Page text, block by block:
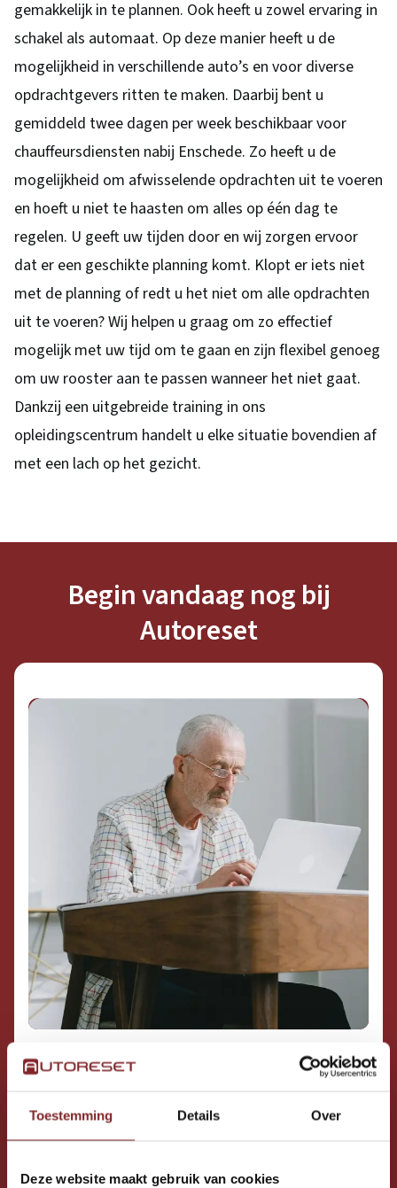
Toestemming Details Over
Deze website maakt gebruik van cookies
gemakkelijk in te plannen. Ook heeft u zowel ervaring in
schakel als automaat. Op deze manier heeft u de
mogelijkheid in verschillende auto’s en voor diverse
opdrachtgevers ritten te maken. Daarbij bent u
gemiddeld twee dagen per week beschikbaar voor
chauffeursdiensten nabij Enschede. Zo heeft u de
mogelijkheid om afwisselende opdrachten uit te voeren
en hoeft u niet te haasten om alles op één dag te
regelen. U geeft uw tijden door en wij zorgen ervoor
dat er een geschikte planning komt. Klopt er iets niet
met de planning of redt u het niet om alle opdrachten
uit te voeren? Wij helpen u graag om zo effectief
mogelijk met uw tijd om te gaan en zijn flexibel genoeg
om uw rooster aan te passen wanneer het niet gaat.
Dankzij een uitgebreide training in ons
opleidingscentrum handelt u elke situatie bovendien af
met een lach op het gezicht.
Begin vandaag nog bij
Autoreset
1. KIES JE EIGEN RITTEN